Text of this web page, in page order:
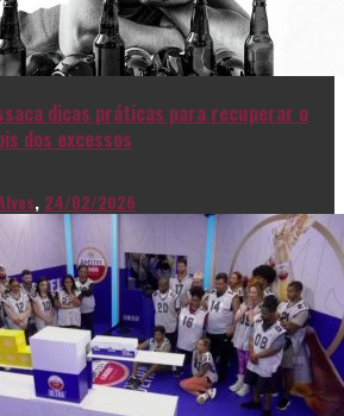
dicas práticas para recuperar o
dos excessos
, 24/02/2026